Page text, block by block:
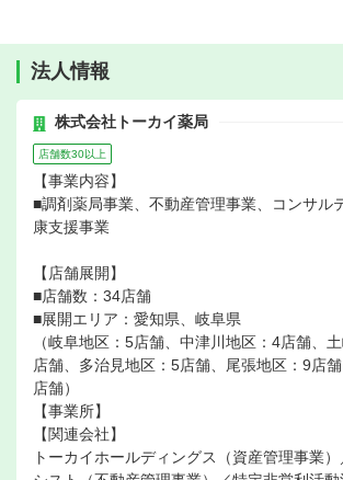
法人情報
株式会社トーカイ薬局
店舗数30以上
【事業内容】
■調剤薬局事業、不動産管理事業、コンサル
康支援事業
【店舗展開】
■店舗数：34店舗
■展開エリア：愛知県、岐阜県
（岐阜地区：5店舗、中津川地区：4店舗、
店舗、多治見地区：5店舗、尾張地区：9店
店舗）
【事業所】
【関連会社】
トーカイホールディングス（資産管理事業